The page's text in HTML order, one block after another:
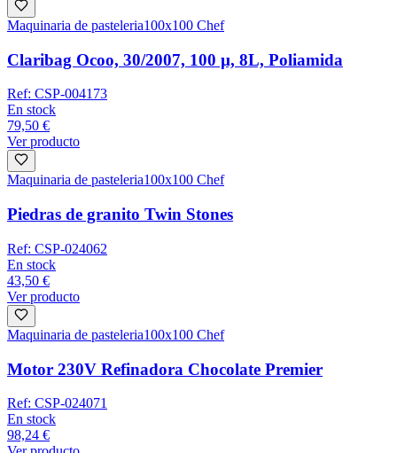
Maquinaria de pasteleria100x100 Chef
Claribag Ocoo, 30/2007, 100 µ, 8L, Poliamida
Ref: CSP-004173
En stock
79,50 €
Ver producto
Maquinaria de pasteleria100x100 Chef
Piedras de granito Twin Stones
Ref: CSP-024062
En stock
43,50 €
Ver producto
Maquinaria de pasteleria100x100 Chef
Motor 230V Refinadora Chocolate Premier
Ref: CSP-024071
En stock
98,24 €